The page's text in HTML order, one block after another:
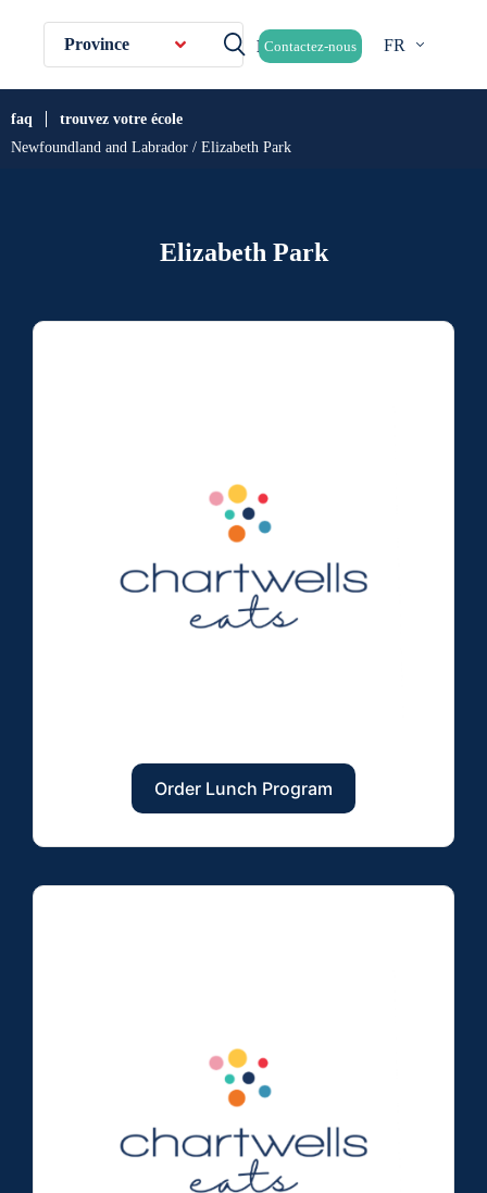
Province Contactez-nous FR
Newfoundland and Labrador / Elizabeth Park
faq trouvez votre école
Elizabeth Park
Order Lunch Program